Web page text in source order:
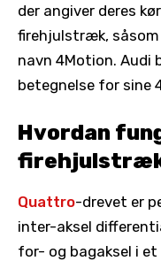
der angiver deres
firehjulstræk,
navn 4Motion. Audi
betegnelse for sine
Hvordan
Quattro-drevet er
inter-aksel
for- og bagaksel i